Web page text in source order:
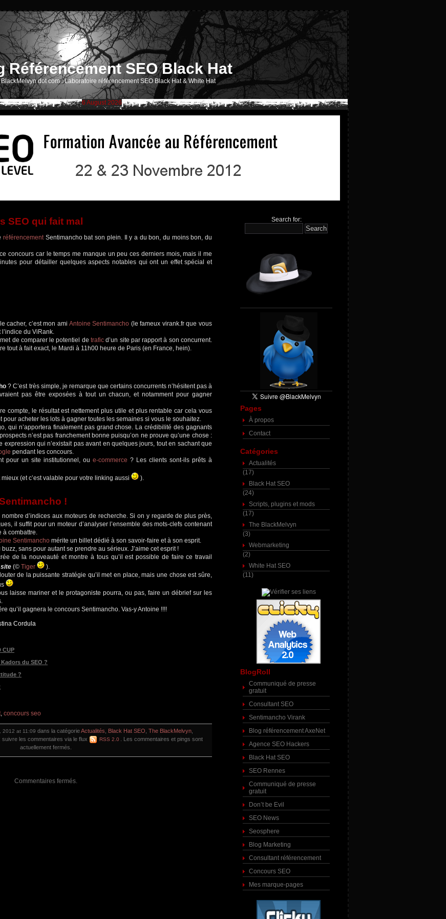
Référencement SEO Black Hat
dot com : Laboratoire référencement SEO Black Hat & White Hat
6 August 2026
SEO qui fait mal
référencementSentimancho bat son plein. Il y a du bon, du moins bon, du
concours car le temps me manque un peu ces derniers mois, mais il me
pour détailler quelques aspects notables qui ont un effet spécial et
cacher, c’est mon ami Antoine Sentimancho (le fameux virank.fr que vous
du ViRank.
de comparer le potentiel de trafic d’un site par rapport à son concurrent.
tout à fait exact, le Mardi à 11h00 heure de Paris (en France, hein).
? C’est très simple, je remarque que certains concurrents n’hésitent pas à
pas être exposées à tout un chacun, et notamment pour gagner
compte, le résultat est nettement plus utile et plus rentable car cela vous
pour acheter les lots à gagner toutes les semaines si vous le souhaitez.
qui n’apportera finalement pas grand chose. La crédibilité des gagnants
n’est pas franchement bonne puisqu’on ne prouve qu’une chose :
qui n’existait pas avant en quelques jours, tout en sachant que
pendant les concours.
pour un site institutionnel, ou e-commerce ? Les clients sont-ils prêts à
mieux (et c’est valable pour votre linking aussi
).
!
d’indices aux moteurs de recherche. Si on y regarde de plus près,
il suffit pour un moteur d’analyser l’ensemble des mots-clefs contenant
à combattre.
Sentimancho mérite un billet dédié à son savoir-faire et à son esprit.
sans pour autant se prendre au sérieux. J’aime cet esprit !
de la nouveauté et montre à tous qu’il est possible de faire ce travail
site (© Tiger
).
de la puissante stratégie qu’il met en place, mais une chose est sûre,
laisse mariner et le protagoniste pourra, ou pas, faire un débrief sur les
qu’il gagnera le concours Sentimancho. Vas-y Antoine !!!!
Cordula
CUP
du SEO ?
?
, concours seo
2012 at 11:09 dans la catégorieActualités Black Hat SEO The BlackMelvyn
suivre les commentaires via le flux RSS 2.0
. Les commentaires et pings sont
actuellement fermés.
Commentaires fermés.
Search for:
Pages
À propos
Contact
Catégories
Actualités
(17)
Black Hat SEO
(24)
Scripts, plugins et mods
(17)
The BlackMelvyn
(3)
Webmarketing
(2)
White Hat SEO
(11)
BlogRoll
Communiqué de presse
gratuit
Consultant SEO
Sentimancho Virank
Blog référencement AxeNet
Agence SEO Hackers
Black Hat SEO
SEO Rennes
Communiqué de presse
gratuit
Don’t be Evil
SEO News
Seosphere
Blog Marketing
Consultant référencement
Concours SEO
Mes marque-pages